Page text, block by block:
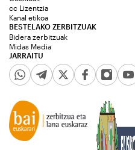
JARRAITU
cc Lizentzia
Kanal etikoa
BESTELAKO ZERBITZUAK
Bidera zerbitzuak
Midas Media